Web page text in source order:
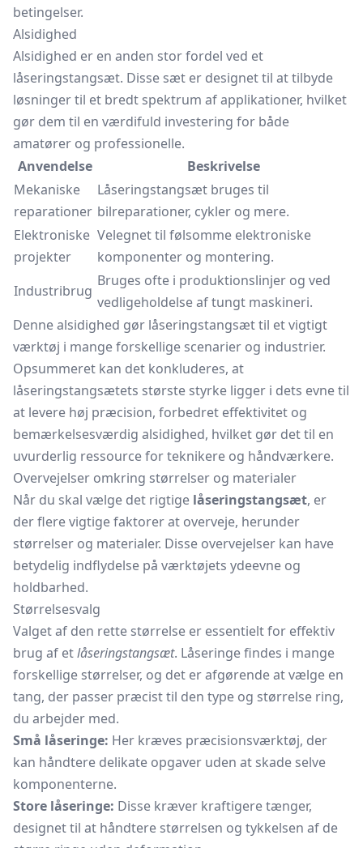
betingelser.
Alsidighed
Alsidighed er en anden stor fordel ved et
låseringstangsæt. Disse sæt er designet til at tilbyde
løsninger til et bredt spektrum af applikationer, hvilket
gør dem til en værdifuld investering for både
amatører og professionelle.
Anvendelse
Beskrivelse
Mekaniske
reparationer
Låseringstangsæt bruges til
bilreparationer, cykler og mere.
Elektroniske
projekter
Velegnet til følsomme elektroniske
komponenter og montering.
Industribrug
Bruges ofte i produktionslinjer og ved
vedligeholdelse af tungt maskineri.
Denne alsidighed gør låseringstangsæt til et vigtigt
værktøj i mange forskellige scenarier og industrier.
Opsummeret kan det konkluderes, at
låseringstangsætets største styrke ligger i dets evne til
at levere høj præcision, forbedret effektivitet og
bemærkelsesværdig alsidighed, hvilket gør det til en
uvurderlig ressource for teknikere og håndværkere.
Overvejelser omkring størrelser og materialer
Når du skal vælge det rigtige låseringstangsæt, er
der flere vigtige faktorer at overveje, herunder
størrelser og materialer. Disse overvejelser kan have
betydelig indflydelse på værktøjets ydeevne og
holdbarhed.
Størrelsesvalg
Valget af den rette størrelse er essentielt for effektiv
brug af etlåseringstangsæt. Låseringe findes i mange
forskellige størrelser, og det er afgørende at vælge en
tang, der passer præcist til den type og størrelse ring,
du arbejder med.
Små låseringe: Her kræves præcisionsværktøj, der
kan håndtere delikate opgaver uden at skade selve
komponenterne.
Store låseringe: Disse kræver kraftigere tænger,
designet til at håndtere størrelsen og tykkelsen af de